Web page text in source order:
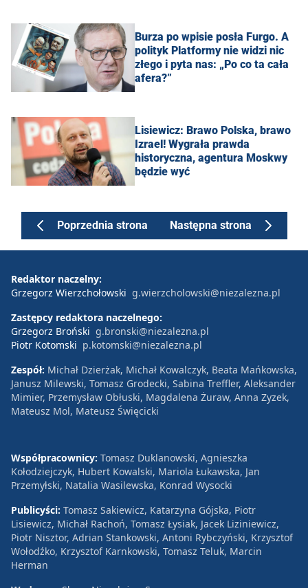
Burza po wpisie posła Furgo. A
polityk Platformy nie widzi nic
złego i pyta nas: „Po co ta cała
afera?”
Lisiewicz: Brawo Polska, brawo
Izrael! Wygrała prawda
historyczna, agentura Moskwy
będzie wyć
Poprzednia strona Następna strona
Redaktor naczelny:
Grzegorz Wierzchołowski g.wierzcholowski@niezalezna.pl
Zastępcy redaktora naczelnego:
Grzegorz Broński g.bronski@niezalezna.pl
Piotr Kotomski p.kotomski@niezalezna.pl
Zespół: Michał Dzierżak, Michał Kowalczyk, Beata Mańkowska,
Janusz Milewski, Tomasz Grodecki, Sabina Treffler, Aleksander
Mimier, Przemysław Obłuski, Magdalena Żuraw, Anna Zyzek,
Mateusz Mol, Mateusz Święcicki
Współpracownicy: Tomasz Duklanowski, Agnieszka
Kołodziejczyk, Hubert Kowalski, Mariola Łukawska, Jan
Przemyłski, Natalia Wasilewska, Konrad Wysocki
Publicyści: Tomasz Sakiewicz, Katarzyna Gójska, Piotr
Lisiewicz, Michał Rachoń, Tomasz Łysiak, Jacek Liziniewicz,
Piotr Nisztor, Adrian Stankowski, Antoni Rybczyński, Krzysztof
Wołodźko, Krzysztof Karnkowski, Tomasz Teluk, Marcin
Herman